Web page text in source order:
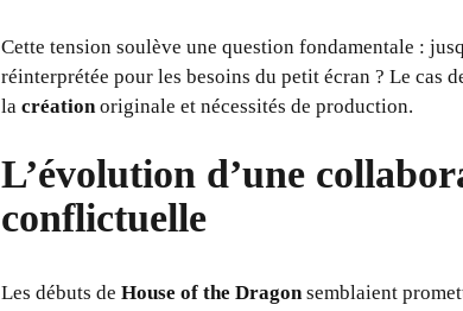
Cette tension soulève une question fondamentale :
réinterprétée pour les besoins du petit écran ? Le
la créationoriginale et nécessités de production.
L’évolution d’une
conflictuelle
Les débuts de House of the Dragon semblaient